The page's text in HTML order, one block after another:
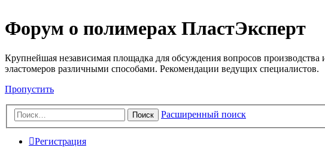
Форум о полимерах ПластЭксперт
Крупнейшая независимая площадка для обсуждения вопросов производства
эластомеров различными способами. Рекомендации ведущих специалистов.
Пропустить
Поиск Расширенный поиск
Регистрация